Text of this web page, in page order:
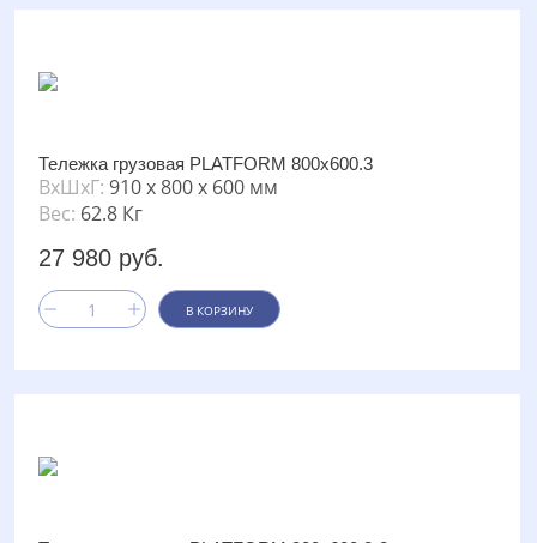
Тележка грузовая PLATFORM 800х600.3
ВxШxГ: 910 x 800 x 600 мм
Вес: 62.8 Кг
27 980 руб.
В КОРЗИНУ